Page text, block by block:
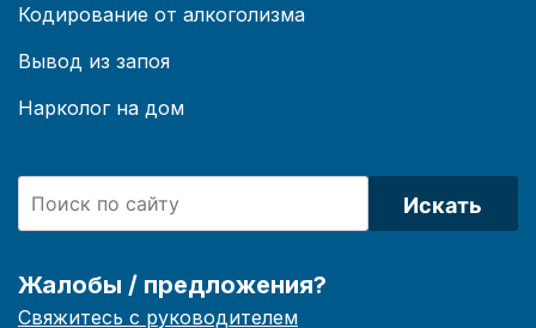
Кодирование от алкоголизма
Вывод из запоя
Нарколог на дом
Искать
Жалобы / предложения?
Свяжитесь с руководителем